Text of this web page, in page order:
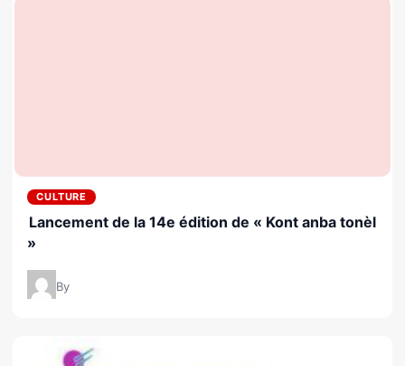
CULTURE
Lancement de la 14e édition de « Kont anba tonèl
»
By